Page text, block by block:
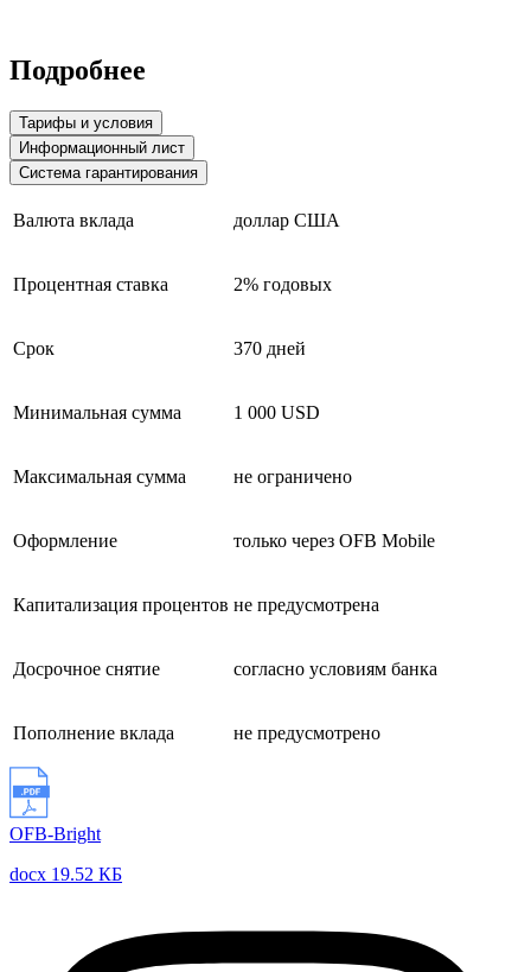
Подробнее
Тарифы и условия
Информационный лист
Система гарантирования
Валюта вклада доллар США
Процентная ставка 2% годовых
Срок 370 дней
Минимальная сумма 1 000 USD
Максимальная сумма не ограничено
Оформление только через OFB Mobile
Капитализация процентов не предусмотрена
Досрочное снятие согласно условиям банка
Пополнение вклада не предусмотрено
OFB-Bright
docx 19.52 КБ